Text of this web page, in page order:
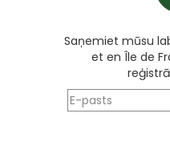
Saņemiet mūsu
et en Île de